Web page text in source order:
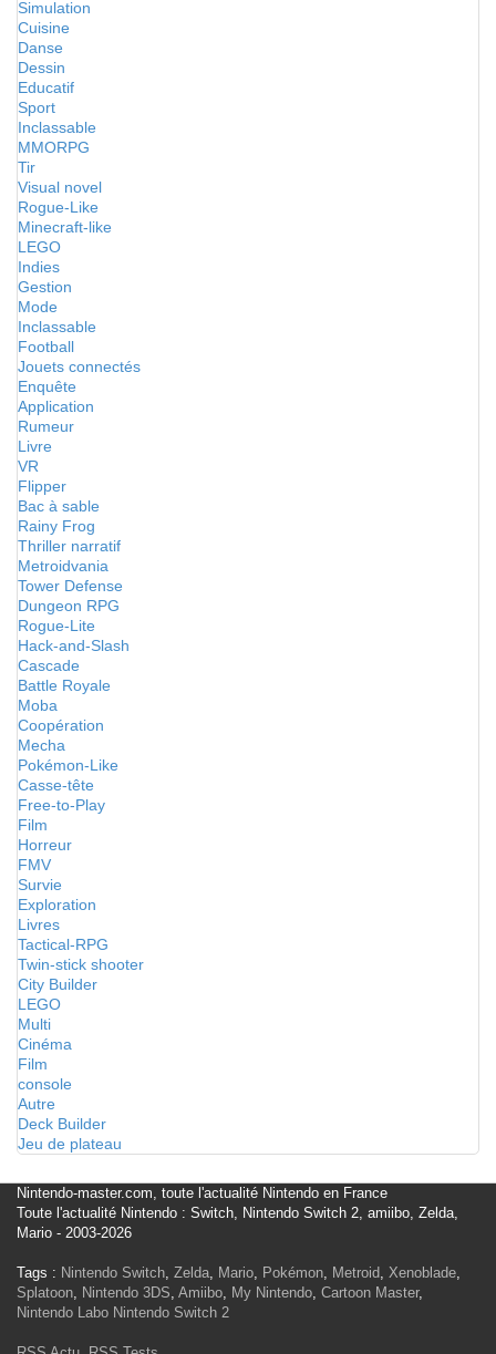
Simulation
Cuisine
Danse
Dessin
Educatif
Sport
Inclassable
MMORPG
Tir
Visual novel
Rogue-Like
Minecraft-like
LEGO
Indies
Gestion
Mode
Inclassable
Football
Jouets connectés
Enquête
Application
Rumeur
Livre
VR
Flipper
Bac à sable
Rainy Frog
Thriller narratif
Metroidvania
Tower Defense
Dungeon RPG
Rogue-Lite
Hack-and-Slash
Cascade
Battle Royale
Moba
Coopération
Mecha
Pokémon-Like
Casse-tête
Free-to-Play
Film
Horreur
FMV
Survie
Exploration
Livres
Tactical-RPG
Twin-stick shooter
City Builder
LEGO
Multi
Cinéma
Film
console
Autre
Deck Builder
Jeu de plateau
Nintendo-master.com, toute l'actualité Nintendo en France
Toute l'actualité Nintendo : Switch, Nintendo Switch 2, amiibo, Zelda,
Mario - 2003-2026
Tags : Nintendo Switch, Zelda, Mario, Pokémon, Metroid, Xenoblade,
Splatoon, Nintendo 3DS, Amiibo, My Nintendo, Cartoon Master,
Nintendo Labo Nintendo Switch 2